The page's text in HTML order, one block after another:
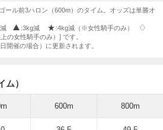
ール前3ハロン（600m）のタイム。オッズは単勝オ
減 :3kg減
:4kg減（※女性騎手のみ）
の女性騎手のみ）] です。
開催の場合）に更新されます。
）
600m 800m